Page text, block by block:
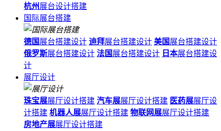
杭州展台设计搭建
国际展台搭建
德国 展台搭建设计 迪拜展台搭建设计 美国 展台搭建设计
俄罗斯展台搭建设计 法国 展台搭建设计 日本展台搭建设
计
展厅设计
珠宝展展厅设计搭建 汽车展展厅设计搭建 医药展展厅设
计搭建 机器人展展厅设计搭建 物联网展展厅设计搭建
房地产展展厅设计搭建